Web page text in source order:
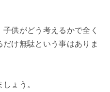
供がどう考えるかで全く
け無駄という事はありま
ょう。